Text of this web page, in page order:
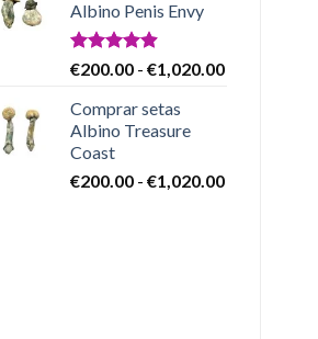
hasta
Albino Penis Envy
Valorado
de 5
€200.00 - €1,020.00Rango
hasta
Comprar setas
Albino Treasure
Coast
€200.00 - €1,020.00Rango